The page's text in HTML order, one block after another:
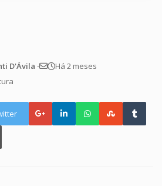
D'Ávila -
Há 2 meses